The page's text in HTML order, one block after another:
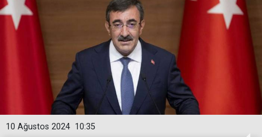
10:35
10 Ağustos 2024